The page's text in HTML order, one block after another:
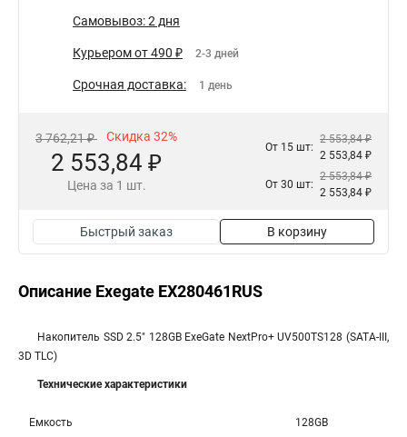
Самовывоз: 2 дня
Курьером от 490 ₽ 2-3 дней
Срочная доставка: 1 день
3 762,21 ₽ Скидка 32%
2 553,84 ₽
Цена за 1 шт.
От 15 шт:
2 553,84 ₽
2 553,84 ₽
От 30 шт:
2 553,84 ₽
2 553,84 ₽
Быстрый заказ В корзину
Описание Exegate EX280461RUS
Накопитель SSD 2.5" 128GB ExeGate NextPro+ UV500TS128 (SATA-III,
3D TLC)
Технические характеристики
Емкость 128GB